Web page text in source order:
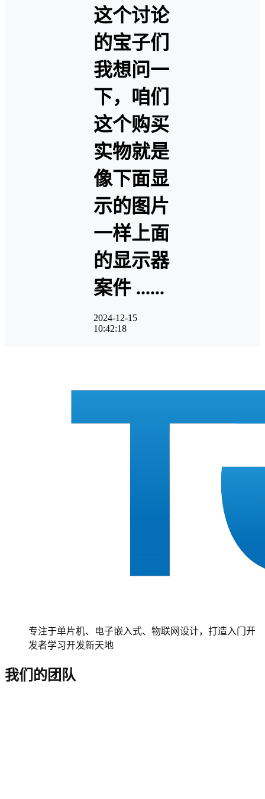
这个讨论
的宝子们
我想问一
下，咱们
这个购买
实物就是
像下面显
示的图片
一样上面
的显示器
案件 ......
2024-12-15
10:42:18
专注于单片机、电子嵌入式、物联网设计，打造入门开
发者学习开发新天地
我们的团队